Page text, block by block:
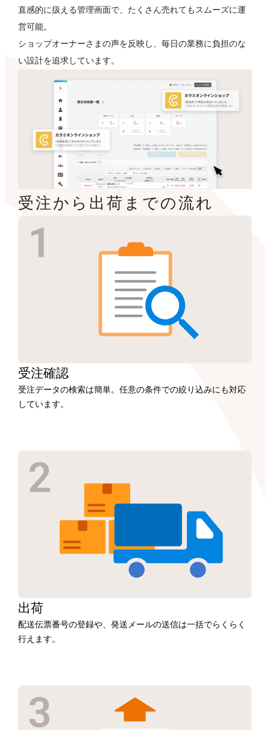
直感的に扱える管理画面で、たくさん売れてもスムーズに運
営可能。
ショップオーナーさまの声を反映し、毎日の業務に負担のな
い設計を追求しています。
受注から出荷までの流れ
受注確認
受注データの検索は簡単。任意の条件での絞り込みにも対応
しています。
出荷
配送伝票番号の登録や、発送メールの送信は一括でらくらく
行えます。